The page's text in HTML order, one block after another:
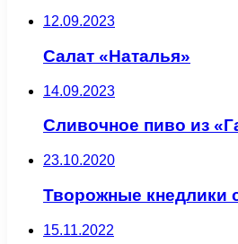
12.09.2023
Салат «Наталья»
14.09.2023
Сливочное пиво из
23.10.2020
Творожные кнедлики
15.11.2022